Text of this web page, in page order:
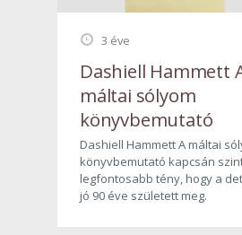
3 éve
Dashiell Hammett
máltai sólyom
könyvbemutató
Dashiell Hammett A máltai
könyvbemutató kapcsán
legfontosabb tény, hogy a
jó 90 éve született meg.